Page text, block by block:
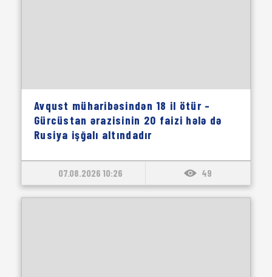
Avqust müharibəsindən 18 il ötür –
Gürcüstan ərazisinin 20 faizi hələ də
Rusiya işğalı altındadır
07.08.2026 10:26 49